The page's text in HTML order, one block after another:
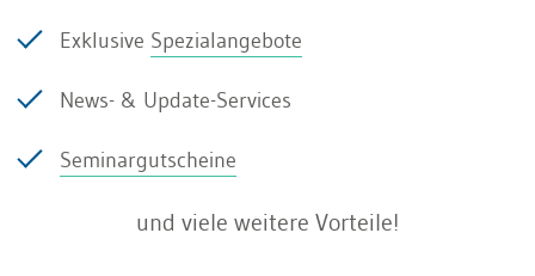
2. Versicherung und Schutz
Um sich für das Alter sowie gegen Unfall und
AHV-pflichtiges Erwerbseinkommen erzielt
Exklusive Spezialangebote
News- & Update-Services
Seminargutscheine
und viele weitere Vorteile!